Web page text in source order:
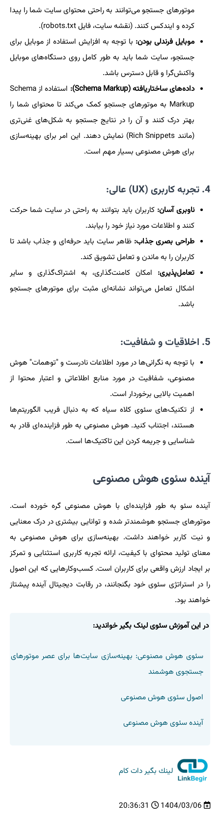
موتورهای جستجو می‌توانند به راحتی محتوای سایت شما را پیدا
کرده و ایندکس کنند. (نقشه سایت، فایل robots.txt).
موبایل فرندلی بودن: با توجه به افزایش استفاده از موبایل برای
جستجو، سایت شما باید به طور کامل روی دستگاه‌های موبایل
واکنش‌گرا و قابل دسترس باشد.
داده‌های ساختاریافته (Schema Markup):
استفاده از Schema
Markup به موتورهای جستجو کمک می‌کند تا محتوای شما را
بهتر درک کنند و آن را در نتایج جستجو به شکل‌های غنی‌تری
(مانند Rich Snippets) نمایش دهند. این امر برای بهینه‌سازی
برای هوش مصنوعی بسیار مهم است.
4. تجربه کاربری (UX) عالی:
ناوبری آسان: کاربران باید بتوانند به راحتی در سایت شما حرکت
کنند و اطلاعات مورد نیاز خود را بیابند.
طراحی بصری جذاب: ظاهر سایت باید حرفه‌ای و جذاب باشد تا
کاربران را به ماندن و تعامل تشویق کند.
تعامل‌پذیری: امکان کامنت‌گذاری، به اشتراک‌گذاری و سایر
اشکال تعامل می‌تواند نشانه‌ای مثبت برای موتورهای جستجو
باشد.
5. اخلاقیات و شفافیت:
با توجه به نگرانی‌ها در مورد اطلاعات نادرست و "توهمات" هوش
مصنوعی، شفافیت در مورد منابع اطلاعاتی و اعتبار محتوا از
اهمیت بالایی برخوردار است.
از تکنیک‌های سئوی کلاه سیاه که به دنبال فریب الگوریتم‌ها
هستند، اجتناب کنید. هوش مصنوعی به طور فزاینده‌ای قادر به
شناسایی و جریمه کردن این تاکتیک‌ها است.
آینده سئوی هوش مصنوعی
آینده سئو به طور فزاینده‌ای با هوش مصنوعی گره خورده است.
موتورهای جستجو هوشمندتر شده و توانایی بیشتری در درک معنایی
و نیت کاربر خواهند داشت. بهینه‌سازی برای هوش مصنوعی به
معنای تولید محتوای با کیفیت، ارائه تجربه کاربری استثنایی و تمرکز
بر ایجاد ارزش واقعی برای کاربران است. کسب‌وکارهایی که این اصول
را در استراتژی سئوی خود بگنجانند، در رقابت دیجیتال آینده پیشتاز
خواهند بود.
در این آموزش سئوی لینک بگیر خواندید:
سئوی هوش مصنوعی: بهینه‌سازی سایت‌ها برای عصر موتورهای
جستجوی هوشمند
اصول سئوی هوش مصنوعی
آینده سئوی هوش مصنوعی
لینك بگیر دات كام
1404/03/06
20:36:31